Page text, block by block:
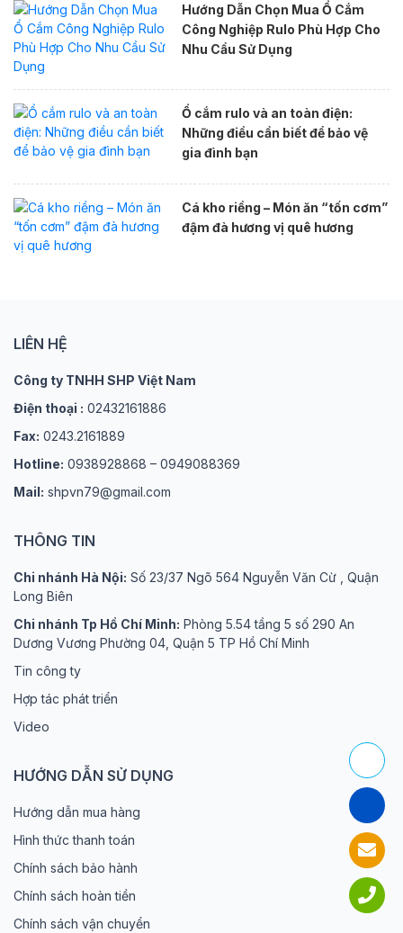
Hướng Dẫn Chọn Mua Ổ Cắm
Công Nghiệp Rulo Phù Hợp Cho
Nhu Cầu Sử Dụng
Ổ cắm rulo và an toàn điện:
Những điều cần biết để bảo vệ
gia đình bạn
Cá kho riềng – Món ăn “tốn cơm”
đậm đà hương vị quê hương
LIÊN HỆ
Công ty TNHH SHP Việt Nam
Điện thoại : 02432161886
Fax: 0243.2161889
Hotline: 0938928868 – 0949088369
Mail: shpvn79@gmail.com
THÔNG TIN
Chi nhánh Hà Nội: Số 23/37 Ngõ 564 Nguyễn Văn Cừ , Quận
Long Biên
Chi nhánh Tp Hồ Chí Minh: Phòng 5.54 tầng 5 số 290 An
Dương Vương Phường 04, Quận 5 TP Hồ Chí Minh
Tin công ty
Hợp tác phát triển
Video
HƯỚNG DẪN SỬ DỤNG
Hướng dẫn mua hàng
Hình thức thanh toán
Chính sách bảo hành
Chính sách hoàn tiền
Chính sách vận chuyển